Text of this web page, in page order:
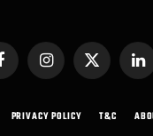
FacebookInstagram
X
(Twitter)
PRIVACY POLICY T&C